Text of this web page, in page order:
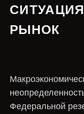
РЫНОК
Федеральной